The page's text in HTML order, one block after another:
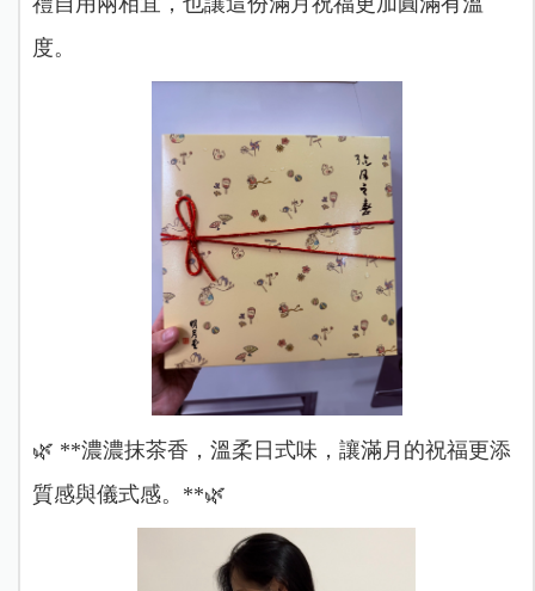
度。
🌿 **濃濃抹茶香，溫柔日式味，讓滿月的祝福更添
質感與儀式感。**🌿